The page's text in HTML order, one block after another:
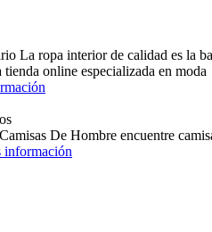
La ropa interior de calidad es la
online especializada en moda
De Hombre encuentre
información